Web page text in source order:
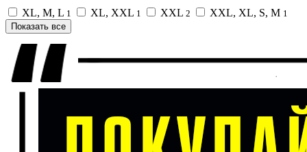
XL, M, L 1 XL, XXL 1 XXL 2 XXL, XL, S, M 1
Показать все